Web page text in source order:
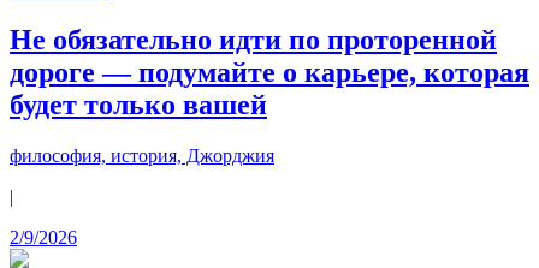
Не обязательно идти по проторенной
дороге — подумайте о карьере, которая
будет только вашей
философия, история, Джорджия
|
2/9/2026